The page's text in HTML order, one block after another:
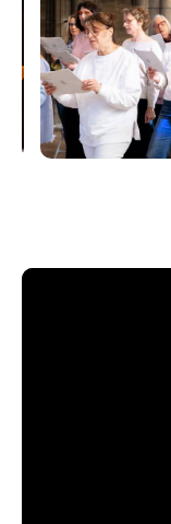
Everytime We
Like a prayer
Mamma Mia
Écouter la